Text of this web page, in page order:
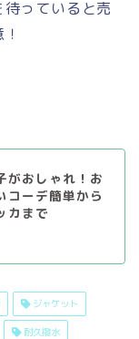
っていると売
がおしゃれ！お
コーデ簡単から
カまで
ジャケット
耐久撥水